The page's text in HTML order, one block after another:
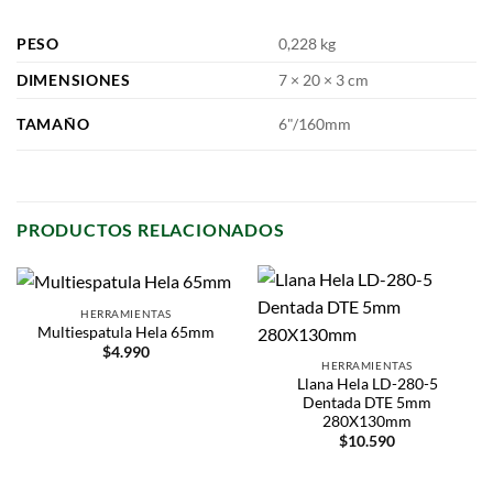
PESO
0,228 kg
DIMENSIONES
7 × 20 × 3 cm
TAMAÑO 6"/160mm
PRODUCTOS RELACIONADOS
HERRAMIENTAS
Multiespatula Hela 65mm
$4.990
HERRAMIENTAS
Llana Hela LD-280-5
Dentada DTE 5mm
280X130mm
$10.590